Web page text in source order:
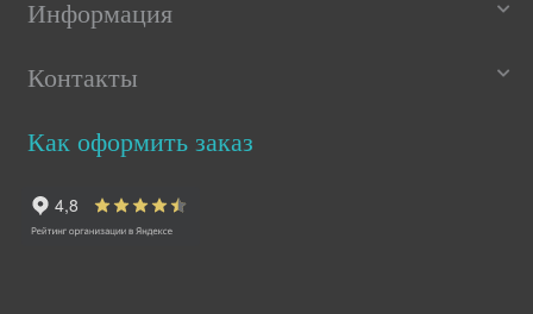
Информация
Контакты
Как оформить заказ